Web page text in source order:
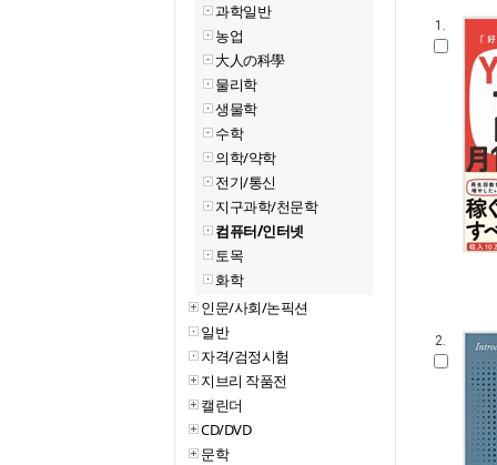
과학일반
농업
大人の科學
물리학
생물학
수학
의학/약학
전기/통신
지구과학/천문학
컴퓨터/인터넷
토목
화학
인문/사회/논픽션
일반
자격/검정시험
지브리 작품전
캘린더
CD/DVD
문학
1.
2.